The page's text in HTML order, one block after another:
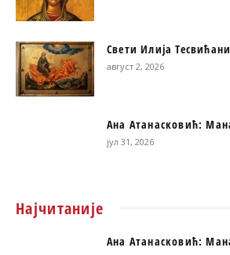
Свети Илија
август 2, 2026
Ана Атанасковић:
јул 31, 2026
Најчитаније
Ана Атанасковић: